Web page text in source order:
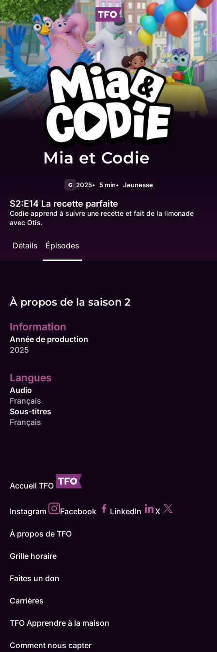
Mia et Codie
G 2025 5 min Jeunesse
S2:E14 La recette parfaite
Codie apprend à suivre une recette et fait de la limonade
avec Otis.
Détails Épisodes
À propos de la saison 2
Information
Année de production
2025
Langues
Audio
Français
Sous-titres
Français
Accueil TFO
Instagram Facebook LinkedIn X
À propos de TFO
Grille horaire
Faites un don
Carrières
TFO Apprendre à la maison
Comment nous capter